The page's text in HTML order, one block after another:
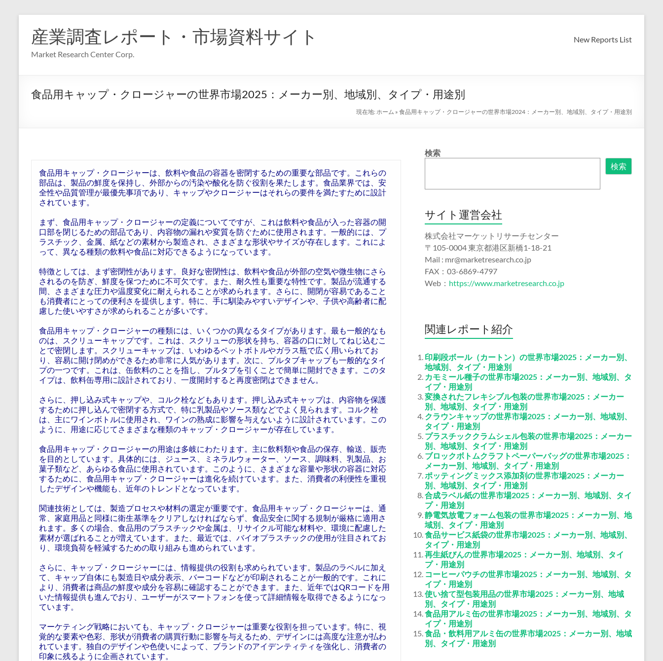
産業調査レポート・市場資料サイト
Market Research Center Corp.
New Reports List
食品用キャップ・クロージャーの世界市場2025：メーカー別、地域別、タイプ・用途別
現在地: ホーム » 食品用キャップ・クロージャーの世界市場2024：メーカー別、地域別、タイプ・用途別
食品用キャップ・クロージャーは、飲料や食品の容器を密閉するための重要な部品です。これらの
部品は、製品の鮮度を保持し、外部からの汚染や酸化を防ぐ役割を果たします。食品業界では、安
全性や品質管理が最優先事項であり、キャップやクロージャーはそれらの要件を満たすために設計
されています。
まず、食品用キャップ・クロージャーの定義についてですが、これは飲料や食品が入った容器の開
口部を閉じるための部品であり、内容物の漏れや変質を防ぐために使用されます。一般的には、プ
ラスチック、金属、紙などの素材から製造され、さまざまな形状やサイズが存在します。これによ
って、異なる種類の飲料や食品に対応できるようになっています。
特徴としては、まず密閉性があります。良好な密閉性は、飲料や食品が外部の空気や微生物にさら
されるのを防ぎ、鮮度を保つために不可欠です。また、耐久性も重要な特性です。製品が流通する
間、さまざまな圧力や温度変化に耐えられることが求められます。さらに、開閉が容易であること
も消費者にとっての便利さを提供します。特に、手に馴染みやすいデザインや、子供や高齢者に配
慮した使いやすさが求められることが多いです。
食品用キャップ・クロージャーの種類には、いくつかの異なるタイプがあります。最も一般的なも
のは、スクリューキャップです。これは、スクリューの形状を持ち、容器の口に対してねじ込むこ
とで密閉します。スクリューキャップは、いわゆるペットボトルやガラス瓶で広く用いられてお
り、容易に開け閉めができるため非常に人気があります。次に、プルタブキャップも一般的なタイ
プの一つです。これは、缶飲料のことを指し、プルタブを引くことで簡単に開封できます。このタ
イプは、飲料缶専用に設計されており、一度開封すると再度密閉はできません。
さらに、押し込み式キャップや、コルク栓などもあります。押し込み式キャップは、内容物を保護
するために押し込んで密閉する方式で、特に乳製品やソース類などでよく見られます。コルク栓
は、主にワインボトルに使用され、ワインの熟成に影響を与えないように設計されています。この
ように、用途に応じてさまざまな種類のキャップ・クロージャーが存在しています。
食品用キャップ・クロージャーの用途は多岐にわたります。主に飲料類や食品の保存、輸送、販売
を目的としています。具体的には、ジュース、ミネラルウォーター、ソース、調味料、乳製品、お
菓子類など、あらゆる食品に使用されています。このように、さまざまな容量や形状の容器に対応
するために、食品用キャップ・クロージャーは進化を続けています。また、消費者の利便性を重視
したデザインや機能も、近年のトレンドとなっています。
関連技術としては、製造プロセスや材料の選定が重要です。食品用キャップ・クロージャーは、通
常、家庭用品と同様に衛生基準をクリアしなければならず、食品安全に関する規制が厳格に適用さ
れます。多くの場合、食品用のプラスチックや金属は、リサイクル可能な材料や、環境に配慮した
素材が選ばれることが増えています。また、最近では、バイオプラスチックの使用が注目されてお
り、環境負荷を軽減するための取り組みも進められています。
さらに、キャップ・クロージャーには、情報提供の役割も求められています。製品のラベルに加え
て、キャップ自体にも製造日や成分表示、バーコードなどが印刷されることが一般的です。これに
より、消費者は商品の鮮度や成分を容易に確認することができます。また、近年ではQRコードを用
いた情報提供も進んでおり、ユーザーがスマートフォンを使って詳細情報を取得できるようになっ
ています。
マーケティング戦略においても、キャップ・クロージャーは重要な役割を担っています。特に、視
覚的な要素や色彩、形状が消費者の購買行動に影響を与えるため、デザインには高度な注意が払わ
れています。独自のデザインや色使いによって、ブランドのアイデンティティを強化し、消費者の
印象に残るように企画されています。
検索
検索
サイト運営会社
株式会社マーケットリサーチセンター
〒105-0004 東京都港区新橋1-18-21
Mail : mr@marketresearch.co.jp
FAX：03-6869-4797
Web： https://www.marketresearch.co.jp
関連レポート紹介
印刷段ボール（カートン）の世界市場2025：メーカー別、
地域別、タイプ・用途別
カモミール種子の世界市場2025：メーカー別、地域別、タ
イプ・用途別
変換されたフレキシブル包装の世界市場2025：メーカー
別、地域別、タイプ・用途別
クラウンキャップの世界市場2025：メーカー別、地域別、
タイプ・用途別
プラスチッククラムシェル包装の世界市場2025：メーカー
別、地域別、タイプ・用途別
ブロックボトムクラフトペーパーバッグの世界市場2025：
メーカー別、地域別、タイプ・用途別
ポッティングミックス添加剤の世界市場2025：メーカー
別、地域別、タイプ・用途別
合成ラベル紙の世界市場2025：メーカー別、地域別、タイ
プ・用途別
静電気放電フォーム包装の世界市場2025：メーカー別、地
域別、タイプ・用途別
食品サービス紙袋の世界市場2025：メーカー別、地域別、
タイプ・用途別
再生紙びんの世界市場2025：メーカー別、地域別、タイ
プ・用途別
コーヒーパウチの世界市場2025：メーカー別、地域別、タ
イプ・用途別
使い捨て型包装用品の世界市場2025：メーカー別、地域
別、タイプ・用途別
食品用アルミ缶の世界市場2025：メーカー別、地域別、タ
イプ・用途別
食品・飲料用アルミ缶の世界市場2025：メーカー別、地域
別、タイプ・用途別